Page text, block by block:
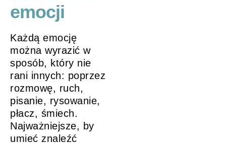
emocji
Każdą emocję
można wyrazić w
sposób, który nie
rani innych: poprzez
rozmowę, ruch,
pisanie, rysowanie,
płacz, śmiech.
Najważniejsze, by
umieć znaleźć